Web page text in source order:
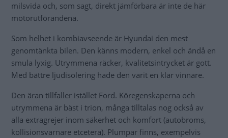
milsvida och, som sagt, direkt jämförbara är inte de här
motorutförandena.
Som helhet i kombiavseende är Hyundai den mest
genomtänkta bilen. Den känns modern, enkel och ändå en
smula lyxig. Utrymmena räcker, kvalitetsintrycket är gott.
Med bättre ljudisolering hade den varit en klar vinnare.
Den äran tillfaller istället Ford. Köregenskaperna och
utrymmena är bäst i trion, många tilltalas nog också av
alla extragrejer inom säkerhet och komfort (autobroms,
kollisionsvarnare etcetera). Plumpar finns, exempelvis